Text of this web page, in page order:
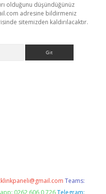
olduğunu düşündüğünüz
adresine bildirmeniz
sitemizden kaldırılacaktır.
Teams:
0262 606 0 726 Telegram: